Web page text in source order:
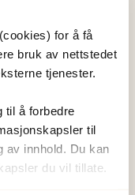
for å få
bruk av nettstedet
tjenester.
til å forbedre
til
av innhold. Du kan
du vil tillate.
Tore